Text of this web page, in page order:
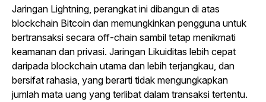
Jaringan Lightning, perangkat ini dibangun di atas
blockchain Bitcoin dan memungkinkan pengguna untuk
bertransaksi secara off-chain sambil tetap menikmati
keamanan dan privasi. Jaringan Likuiditas lebih cepat
daripada blockchain utama dan lebih terjangkau, dan
bersifat rahasia, yang berarti tidak mengungkapkan
jumlah mata uang yang terlibat dalam transaksi tertentu.